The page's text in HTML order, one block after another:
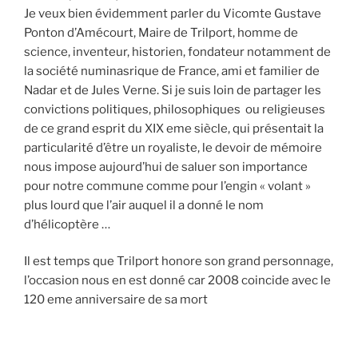
Je veux bien évidemment parler du Vicomte Gustave
Ponton d’Amécourt, Maire de Trilport, homme de
science, inventeur, historien, fondateur notamment de
la société numinasrique de France, ami et familier de
Nadar et de Jules Verne. Si je suis loin de partager les
convictions politiques, philosophiques ou religieuses
de ce grand esprit du XIX eme siècle, qui présentait la
particularité d’être un royaliste, le devoir de mémoire
nous impose aujourd’hui de saluer son importance
pour notre commune comme pour l’engin « volant »
plus lourd que l’air auquel il a donné le nom
d’hélicoptère …
Il est temps que Trilport honore son grand personnage,
l’occasion nous en est donné car 2008 coincide avec le
120 eme anniversaire de sa mort